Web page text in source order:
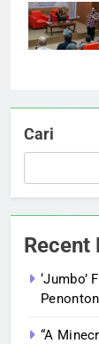
Cari
Recent
Penonton
“A